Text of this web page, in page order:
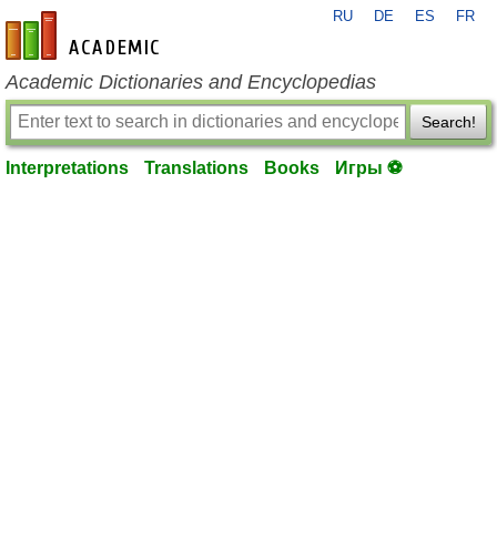
en-academic.com
RU DE ES FR
Academic Dictionaries and Encyclopedias
Search!
Interpretations Translations Books Игры ⚽